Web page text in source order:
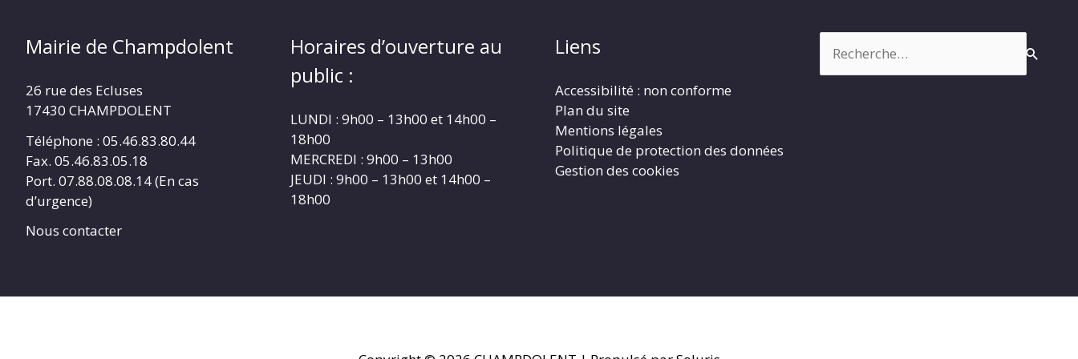
Mairie de Champdolent
26 rue des Ecluses
17430 CHAMPDOLENT
Téléphone : 05.46.83.80.44
Fax. 05.46.83.05.18
Port. 07.88.08.08.14 (En cas
d’urgence)
Nous contacter
Horaires d’ouverture au
public :
LUNDI : 9h00 – 13h00 et 14h00 –
18h00
MERCREDI : 9h00 – 13h00
JEUDI : 9h00 – 13h00 et 14h00 –
18h00
Liens
Accessibilité : non conforme
Plan du site
Mentions légales
Politique de protection des données
Gestion des cookies